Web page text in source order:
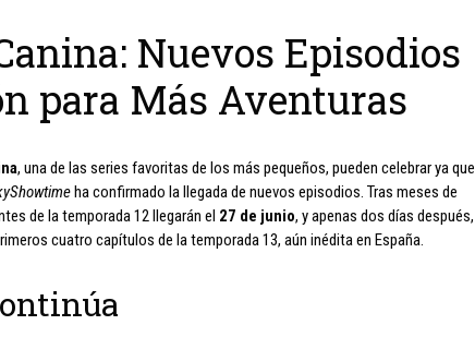
Nuevos Episodios
para Más Aventuras
, una de las series favoritas de los más pequeños, pueden celebrar ya que
ha confirmado la llegada de nuevos episodios. Tras meses de
de la temporada 12 llegarán el 27 de junio, y apenas dos días después,
cuatro capítulos de la temporada 13, aún inédita en España.